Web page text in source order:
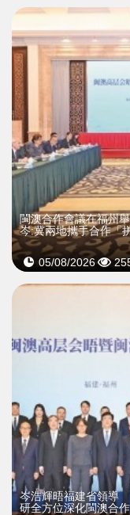
閩澳合作會議在福州
岑:冀兩地攜手合作「
05/08/2026
岑浩輝晤福建省領導
研全方位深化閩澳合作